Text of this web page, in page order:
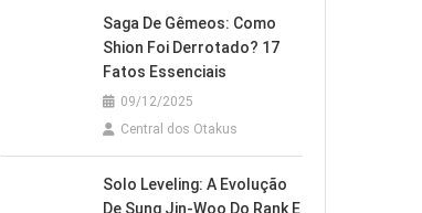
Saga De Gêmeos: Como
Shion Foi Derrotado? 17
Fatos Essenciais
09/12/2025
Central dos Otakus
Solo Leveling: A Evolução
De Sung Jin-Woo Do Rank E